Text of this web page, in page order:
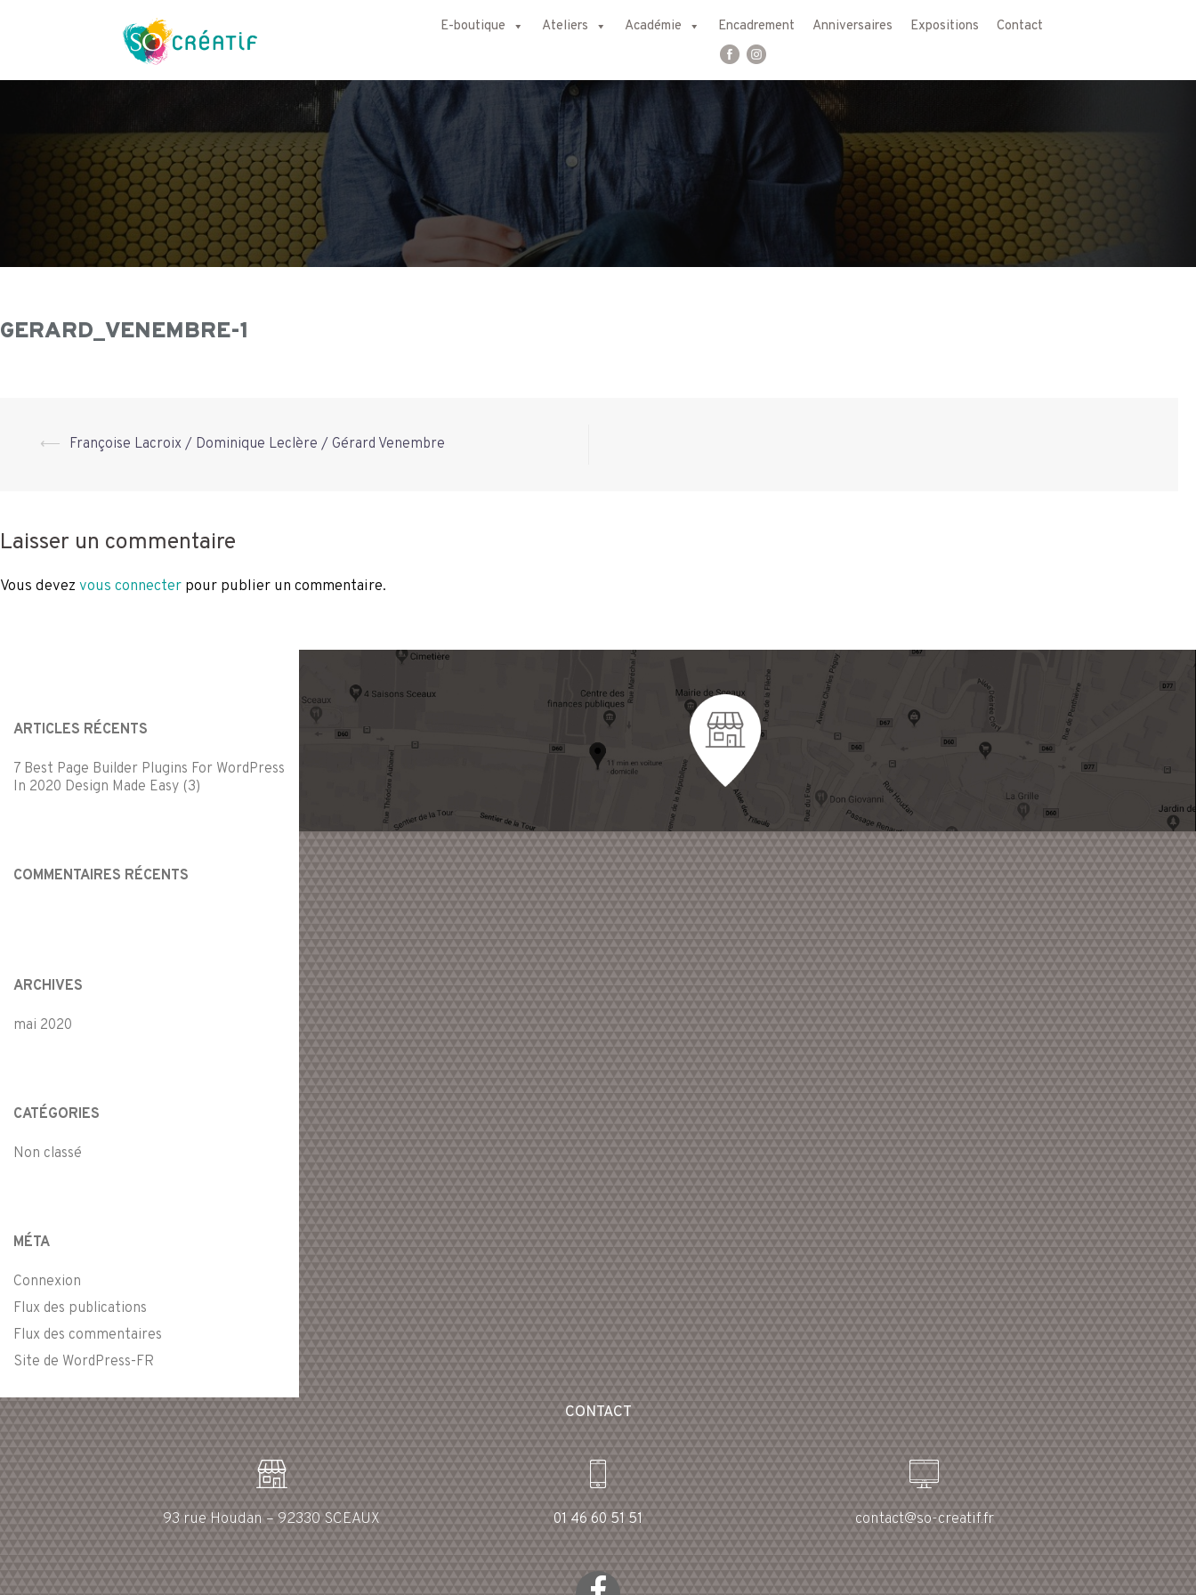
E-boutique Ateliers Académie Encadrement Anniversaires Expositions Contact
GERARD_VENEMBRE-1
Navigation
⟵ Françoise Lacroix / Dominique Leclère / Gérard Venembre
Laisser un commentaire
Vous devez vous connecter pour publier un commentaire.
ARTICLES RÉCENTS
7 Best Page Builder Plugins For WordPress
In 2020 Design Made Easy (3)
COMMENTAIRES RÉCENTS
ARCHIVES
mai 2020
CATÉGORIES
Non classé
MÉTA
Connexion
Flux des publications
Flux des commentaires
Site de WordPress-FR
CONTACT
93 rue Houdan – 92330 SCEAUX 01 46 60 51 51 contact@so-creatif.fr